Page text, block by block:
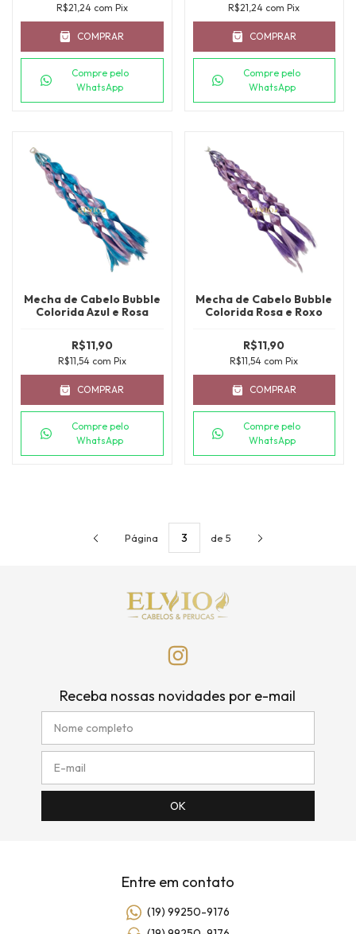
R$21,24 com Pix
COMPRAR
Compre pelo
WhatsApp
R$21,24 com Pix
COMPRAR
Compre pelo
WhatsApp
Mecha de Cabelo Bubble
Colorida Azul e Rosa
R$11,90
R$11,54 com Pix
COMPRAR
Compre pelo
WhatsApp
Mecha de Cabelo Bubble
Colorida Rosa e Roxo
R$11,90
R$11,54 com Pix
COMPRAR
Compre pelo
WhatsApp
Página de 5
Receba nossas novidades por e-mail
Entre em contato
(19) 99250-9176